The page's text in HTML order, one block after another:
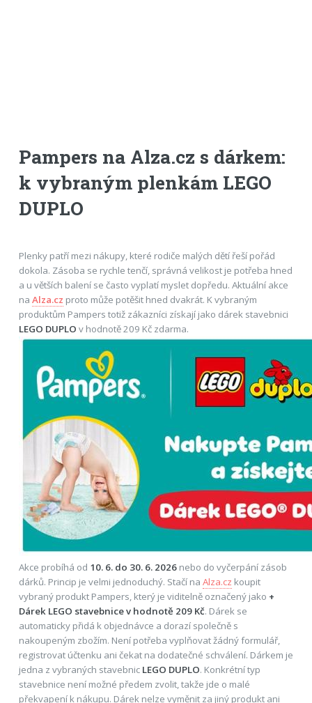
Pampers na Alza.cz s dárkem:
k vybraným plenkám LEGO
DUPLO
Plenky patří mezi nákupy, které rodiče malých dětí řeší pořád
dokola. Zásoba se rychle tenčí, správná velikost je potřeba hned
a u větších balení se často vyplatí myslet dopředu. Aktuální akce
na Alza.cz proto může potěšit hned dvakrát. K vybraným
produktům Pampers totiž zákazníci získají jako dárek stavebnici
LEGO DUPLO v hodnotě 209 Kč zdarma.
Akce probíhá od 10. 6. do 30. 6. 2026nebo do vyčerpání zásob
dárků. Princip je velmi jednoduchý. Stačí na Alza.cz koupit
vybraný produkt Pampers, který je viditelně označený jako +
Dárek LEGO stavebnice v hodnotě 209 Kč. Dárek se
automaticky přidá k objednávce a dorazí společně s
nakoupeným zbožím. Není potřeba vyplňovat žádný formulář,
registrovat účtenku ani čekat na dodatečné schválení. Dárkem je
jedna z vybraných stavebnic LEGO DUPLO. Konkrétní typ
stavebnice není možné předem zvolit, takže jde o malé
překvapení k nákupu. Dárek nelze vyměnit za jiný produkt ani